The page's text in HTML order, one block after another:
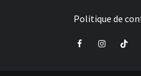
Politique de
FacebookInstagramTiktok